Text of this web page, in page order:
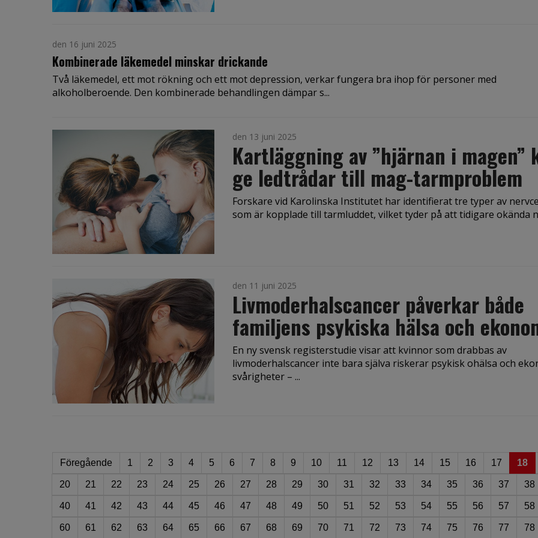
den 16 juni 2025
Kombinerade läkemedel minskar drickande
Två läkemedel, ett mot rökning och ett mot depression, verkar fungera bra ihop för personer med
alkoholberoende. Den kombinerade behandlingen dämpar s...
den 13 juni 2025
Kartläggning av ”hjärnan i magen”
ge ledtrådar till mag-tarmproblem
Forskare vid Karolinska Institutet har identifierat tre typer av
som är kopplade till tarmluddet, vilket tyder på att tidigare okända
den 11 juni 2025
Livmoderhalscancer påverkar både
familjens psykiska hälsa och
En ny svensk registerstudie visar att kvinnor som drabbas av
livmoderhalscancer inte bara själva riskerar psykisk ohälsa och
svårigheter – ...
Föregående 1 2 3 4 5 6 7 8 9 10 11 12 13 14 15 16 17 18
20 21 22 23 24 25 26 27 28 29 30 31 32 33 34 35 36 37 38
40 41 42 43 44 45 46 47 48 49 50 51 52 53 54 55 56 57 58
60 61 62 63 64 65 66 67 68 69 70 71 72 73 74 75 76 77 78